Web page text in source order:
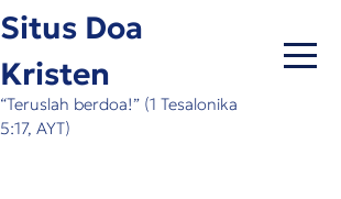
Situs Doa
Kristen
“Teruslah berdoa!” (1 Tesalonika
5:17, AYT)